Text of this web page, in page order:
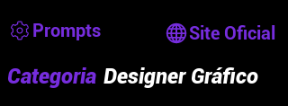
Prompts Site Oficial
Categoria Designer Gráfico